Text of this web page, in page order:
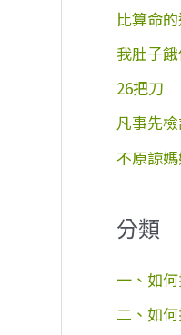
字
:
比算命
我肚子
26把刀
凡事先
不原諒
分類
一、如
二、如